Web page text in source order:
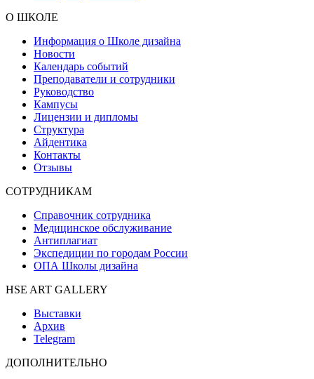
О ШКОЛЕ
Информация о Школе дизайна
Новости
Календарь событий
Преподаватели и сотрудники
Руководство
Кампусы
Лицензии и дипломы
Структура
Айдентика
Контакты
Отзывы
СОТРУДНИКАМ
Справочник сотрудника
Медицинское обслуживание
Антиплагиат
Экспедиции по городам России
ОПА Школы дизайна
HSE ART GALLERY
Выставки
Архив
Telegram
ДОПОЛНИТЕЛЬНО